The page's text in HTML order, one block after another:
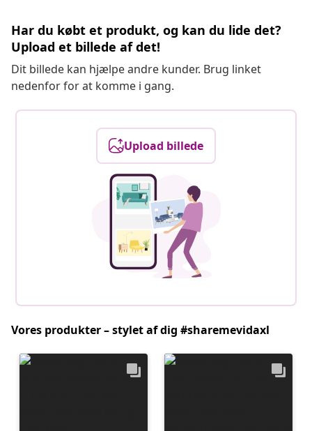
Har du købt et produkt, og kan du lide det?
Upload et billede af det!
Dit billede kan hjælpe andre kunder. Brug linket
nedenfor for at komme i gang.
Upload billede
Vores produkter – stylet af dig #sharemevidaxl